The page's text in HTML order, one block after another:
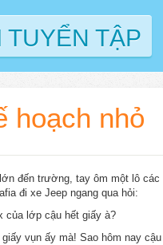
TẬP
hoạch nhỏ
đến trường, tay ôm một lô
đi xe Jeep ngang qua hỏi:
của lớp cậu hết giấy à?
vụn ấy mà! Sao hôm nay